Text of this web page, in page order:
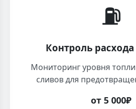
⛽
Контроль
Мониторинг уровня
сливов для
от 5 000₽